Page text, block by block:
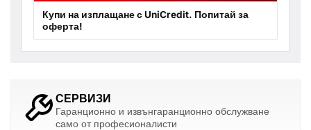
Купи на изплащане с UniCredit. Попитай за
оферта!
СЕРВИЗИ
Гаранционно и извънгаранционно обслужване
само от професионалисти